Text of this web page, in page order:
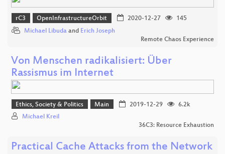
rC3 OpenInfrastructureOrbit 2020-12-27
145
Michael Libuda and Erich Joseph
Remote Chaos Experience
Von Menschen radikalisiert: Über
Rassismus im Internet
Ethics, Society & Politics Main 2019-12-29
6.2k
Michael Kreil
36C3: Resource Exhaustion
Practical Cache Attacks from the Network